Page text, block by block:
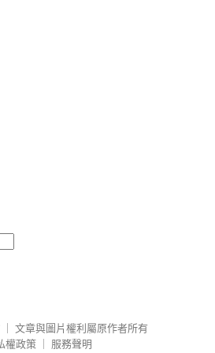
文章與圖片權利屬原作者所有
權政策
服務聲明